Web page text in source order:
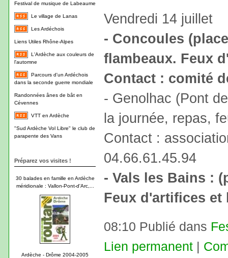
Festival de musique de Labeaume
Le village de Lanas
Les Ardéchois
Liens Utiles Rhône-Alpes
L'Ardèche aux couleurs de
l'automne
Parcours d'un Ardéchois
dans la seconde guerre mondiale
Randonnées ânes de bât en
Cévennes
VTT en Ardèche
"Sud Ardèche Vol Libre" le club de
parapente des Vans
Préparez vos visites !
30 balades en famille en Ardèche
méridionale : Vallon-Pont-d'Arc,...
Ardèche - Drôme 2004-2005
Vendredi 14 juillet
- Concoules
flambeaux. Feux
Contact : comité
- Genolhac (Pont
la journée, repas,
Contact :
04.66.61.45.94
- Vals les Bains :
Feux d'artifices et
08:10 Publié dans
Lien permanent